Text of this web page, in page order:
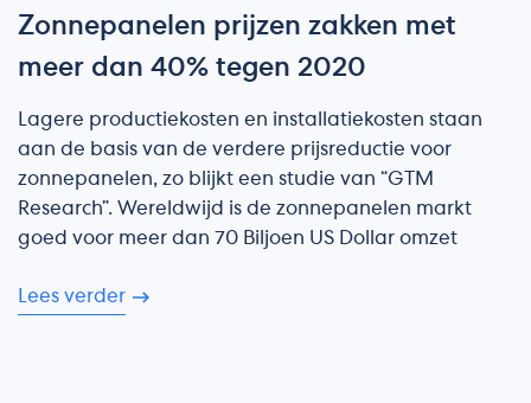
Zonnepanelen prijzen zakken met
meer dan 40% tegen 2020
Lagere productiekosten en installatiekosten staan
aan de basis van de verdere prijsreductie voor
zonnepanelen, zo blijkt een studie van “GTM
Research”. Wereldwijd is de zonnepanelen markt
goed voor meer dan 70 Biljoen US Dollar omzet
Lees verder